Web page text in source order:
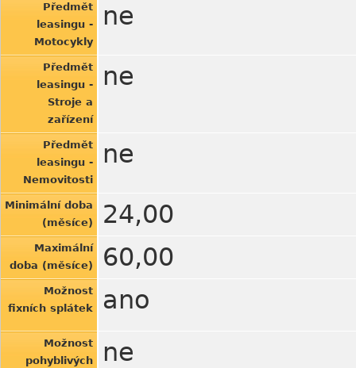
Předmět
leasingu -
Motocykly
ne
Předmět
leasingu -
Stroje a
zařízení
ne
Předmět
leasingu -
Nemovitosti
ne
Minimální doba
(měsíce)
24,00
Maximální
doba (měsíce)
60,00
Možnost
fixních splátek
ano
Možnost
pohyblivých
ne